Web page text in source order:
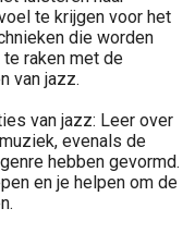
te krijgen voor het
die worden
raken met de
van jazz.
van jazz: Leer over
evenals de
hebben gevormd.
en je helpen om de